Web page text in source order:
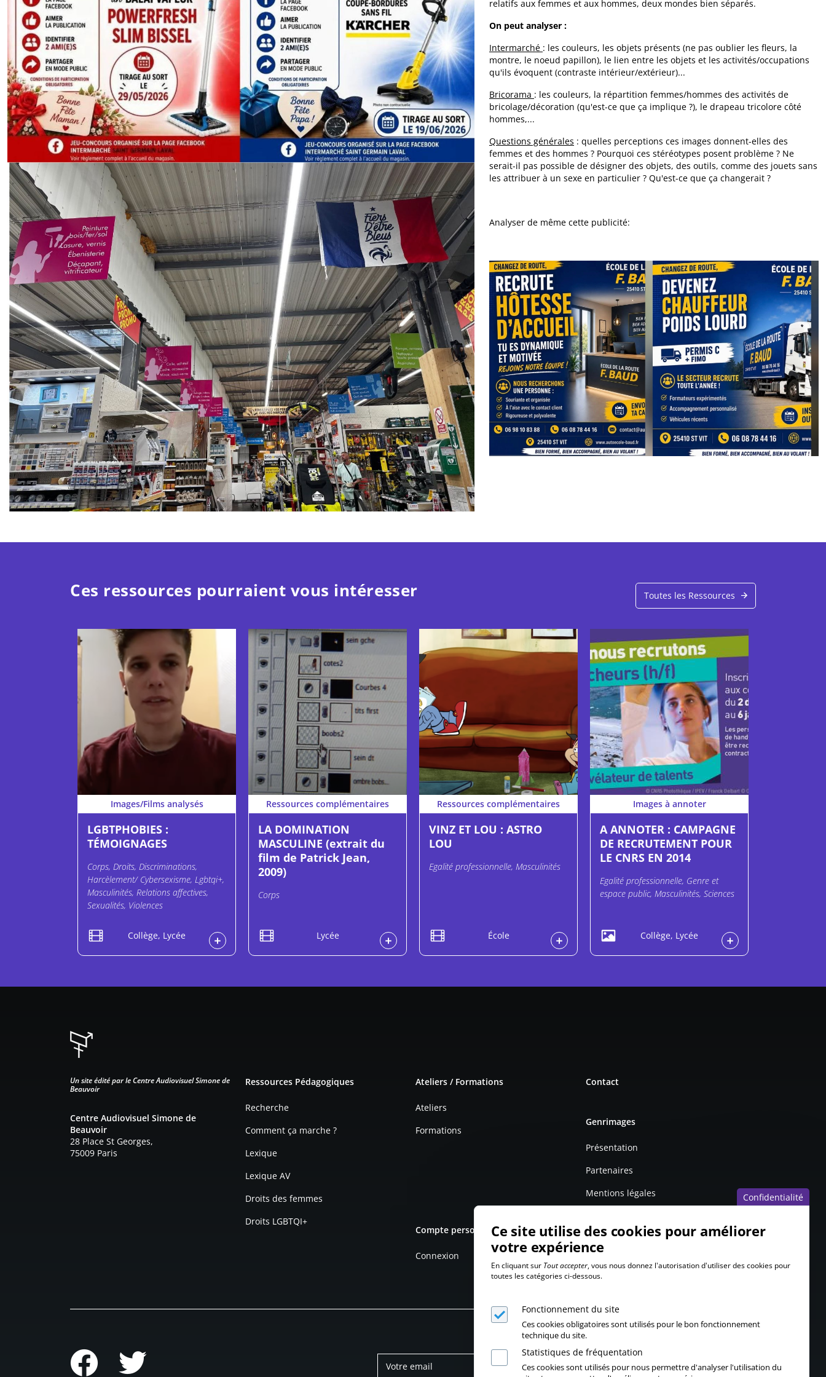
relatifs aux femmes et aux hommes, deux mondes bien séparés.
On peut analyser :
Intermarché : les couleurs, les objets présents (ne pas oublier les fleurs, la
montre, le noeud papillon), le lien entre les objets et les activités/occupations
qu'ils évoquent (contraste intérieur/extérieur)...
Bricorama : les couleurs, la répartition femmes/hommes des activités de
bricolage/décoration (qu'est-ce que ça implique ?), le drapeau tricolore côté
hommes,...
Questions générales : quelles perceptions ces images donnent-elles des
femmes et des hommes ? Pourquoi ces stéréotypes posent problème ? Ne
serait-il pas possible de désigner des objets, des outils, comme des jouets sans
les attribuer à un sexe en particulier ? Qu'est-ce que ça changerait ?
Analyser de même cette publicité:
Ces ressources pourraient vous intéresser Toutes les Ressources
Images/Films analysés
LGBTPHOBIES :
TÉMOIGNAGES
Corps, Droits, Discriminations,
Harcèlement/ Cybersexisme, Lgbtqi+,
Masculinités, Relations affectives,
Sexualités, Violences
Collège, Lycée
Ressources complémentaires
LA DOMINATION
MASCULINE (extrait du
film de Patrick Jean,
2009)
Corps
Lycée
Ressources complémentaires
VINZ ET LOU : ASTRO
LOU
Egalité professionnelle, Masculinités
École
Images à annoter
A ANNOTER : CAMPAGNE
DE RECRUTEMENT POUR
LE CNRS EN 2014
Egalité professionnelle, Genre et
espace public, Masculinités, Sciences
Collège, Lycée
Un site édité par le Centre Audiovisuel Simone de
Beauvoir
Centre Audiovisuel Simone de
Beauvoir
28 Place St Georges,
75009 Paris
Ressources Pédagogiques
Recherche
Comment ça marche ?
Lexique
Lexique AV
Droits des femmes
Droits LGBTQI+
Ateliers / Formations
Ateliers
Formations
Contact
Genrimages
Présentation
Partenaires
Mentions légales
Compte personnel
Connexion
Confidentialité
Ce site utilise des cookies pour améliorer
votre expérience
En cliquant sur Tout accepter, vous nous donnez l'autorisation d'utiliser des cookies pour
toutes les catégories ci-dessous.
Fonctionnement du site
Ces cookies obligatoires sont utilisés pour le bon fonctionnement
technique du site.
Statistiques de fréquentation
Ces cookies sont utilisés pour nous permettre d'analyser l'utilisation du